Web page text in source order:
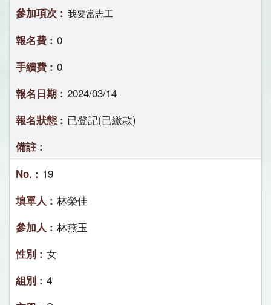
我要當志工
0
0
2024/03/14
已登記(已繳款)
19
林榮佳
林燕玉
女
4